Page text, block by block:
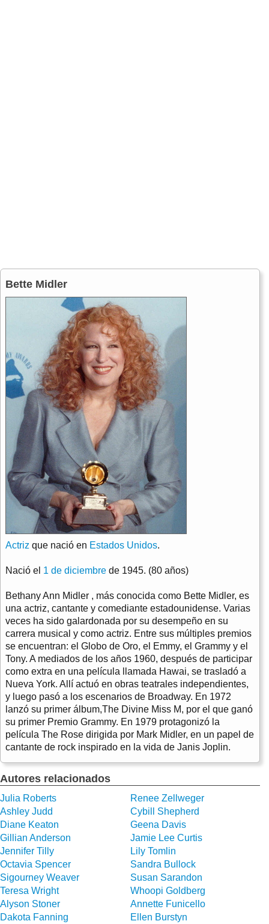
Bette Midler
Actriz que nació en Estados Unidos.
Nació el 1 de diciembre de 1945. (80 años)
Bethany Ann Midler , más conocida como Bette Midler, es
una actriz, cantante y comediante estadounidense. Varias
veces ha sido galardonada por su desempeño en su
carrera musical y como actriz. Entre sus múltiples premios
se encuentran: el Globo de Oro, el Emmy, el Grammy y el
Tony. A mediados de los años 1960, después de participar
como extra en una película llamada Hawai, se trasladó a
Nueva York. Allí actuó en obras teatrales independientes,
y luego pasó a los escenarios de Broadway. En 1972
lanzó su primer álbum,The Divine Miss M, por el que ganó
su primer Premio Grammy. En 1979 protagonizó la
película The Rose dirigida por Mark Midler, en un papel de
cantante de rock inspirado en la vida de Janis Joplin.
Autores relacionados
Julia Roberts
Renee Zellweger
Ashley Judd
Cybill Shepherd
Diane Keaton
Geena Davis
Gillian Anderson
Jamie Lee Curtis
Jennifer Tilly
Lily Tomlin
Octavia Spencer
Sandra Bullock
Sigourney Weaver
Susan Sarandon
Teresa Wright
Whoopi Goldberg
Alyson Stoner
Annette Funicello
Dakota Fanning
Ellen Burstyn